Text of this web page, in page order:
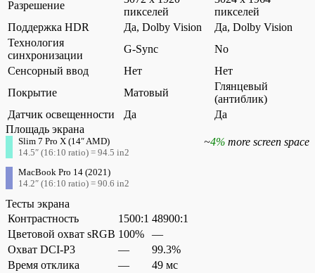
Разрешение
пикселей
пикселей
Поддержка HDR
Да, Dolby Vision
Да, Dolby Vision
Технология
синхронизации
G-Sync
No
Сенсорный ввод
Нет
Нет
Покрытие
Матовый
Глянцевый
(антиблик)
Датчик освещенности
Да
Да
Площадь экрана
Slim 7 Pro X (14″ AMD)
14.5″ (16:10 ratio) = 94.5 in2
MacBook Pro 14 (2021)
14.2″ (16:10 ratio) = 90.6 in2
~4% more screen space
Тесты экрана
Контрастность
1500:1 48900:1
Цветовой охват sRGB 100%
—
Охват DCI-P3
—
99.3%
Время отклика
—
49 мс